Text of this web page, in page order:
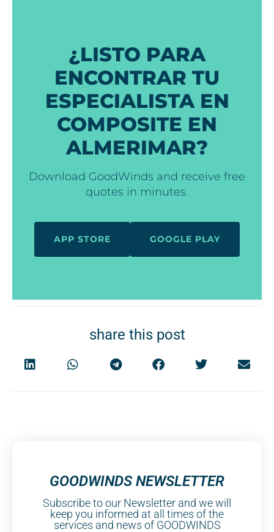
¿LISTO PARA
ENCONTRAR TU
ESPECIALISTA EN
COMPOSITE EN
ALMERIMAR?
Download GoodWinds and receive free
quotes in minutes.
APP STORE GOOGLE PLAY
share this post
GOODWINDS NEWSLETTER
Subscribe to our Newsletter and we will
keep you informed at all times of the
services and news of GOODWINDS